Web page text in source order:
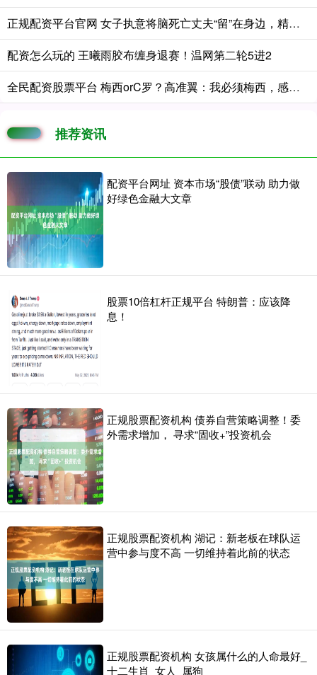
正规配资平台官网 女子执意将脑死亡丈夫“留”在身边，精心照顾458天后丈夫离世，本人悲痛回应：想好好送他最后一程，未来将带着孩子努力生活
配资怎么玩的 王曦雨胶布缠身退赛！温网第二轮5进2
全民配资股票平台 梅西orC罗？高准翼：我必须梅西，感觉他和我们踢的不是一个东西
推荐资讯
配资平台网址 资本市场“股债”联动 助力做
好绿色金融大文章
股票10倍杠杆正规平台 特朗普：应该降
息！
正规股票配资机构 债券自营策略调整！委
外需求增加， 寻求“固收+”投资机会
正规股票配资机构 湖记：新老板在球队运
营中参与度不高 一切维持着此前的状态
正规股票配资机构 女孩属什么的人命最好_
十二生肖_女人_属狗